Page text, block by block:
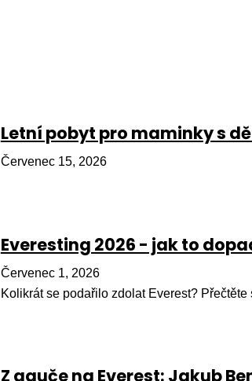
Letní pobyt pro maminky s
Červenec 15, 2026
Everesting 2026 - jak to
Červenec 1, 2026
Kolikrát se podařilo zdolat Everest?
Z gauče na Everest: Jakub